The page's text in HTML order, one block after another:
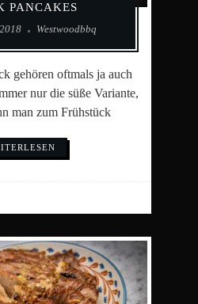
PANCAKES
Westwoodbbq
gehören oftmals ja auch
nur die süße Variante,
man zum Frühstück